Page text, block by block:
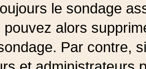
le sondage
alors
Par contre,